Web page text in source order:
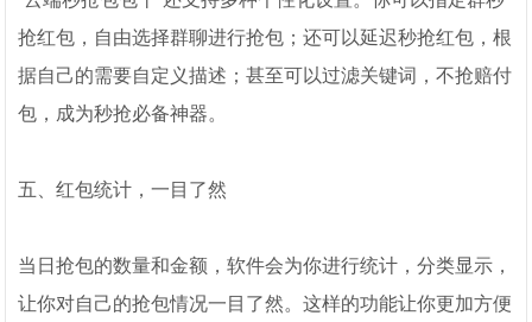
抢红包，自由选择群聊进行抢包；还可以延迟秒抢红包，根
据自己的需要自定义描述；甚至可以过滤关键词，不抢赔付
包，成为秒抢必备神器。
五、红包统计，一目了然
当日抢包的数量和金额，软件会为你进行统计，分类显示，
让你对自己的抢包情况一目了然。这样的功能让你更加方便